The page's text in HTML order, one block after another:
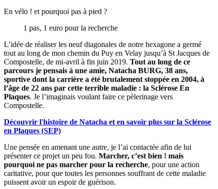
En vélo ! et pourquoi pas à pied ?
1 pas, 1 euro pour la recherche
L’idée de réaliser les neuf diagonales de notre hexagone a germé
tout au long de mon chemin du Puy en Velay jusqu’à St Jacques de
Compostelle, de mi-avril à fin juin 2019. Tout au long de ce
parcours je pensais à une amie, Natacha BURG, 38 ans,
sportive dont la carrière a été brutalement stoppée en 2004, à
l’âge de 22 ans par cette terrible maladie : la Sclérose En
Plaques. Je l’imaginais voulant faire ce pèlerinage vers
Compostelle.
Découvrir l'histoire de Natacha et en savoir plus sur la Sclérose
en Plaques (SEP)
Une pensée en amenant une autre, je l’ai contactée afin de lui
présenter ce projet un peu fou. Marcher, c’est bien ! mais
pourquoi ne pas marcher pour la recherche, pour une action
caritative, pour que toutes les personnes souffrant de cette maladie
puissent avoir un espoir de guérison.